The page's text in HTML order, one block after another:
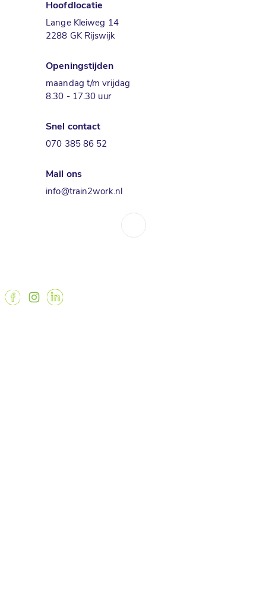
Hoofdlocatie
Lange Kleiweg 14
2288 GK Rijswijk
Openingstijden
maandag t/m vrijdag
8.30 - 17.30 uur
Snel contact
070 385 86 52
Mail ons
info@train2work.nl